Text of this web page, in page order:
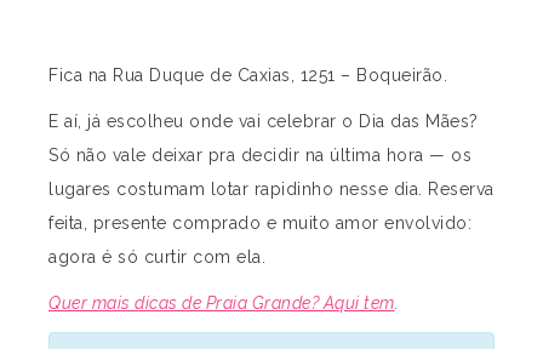
Fica na Rua Duque de Caxias, 1251 – Boqueirão.
E aí, já escolheu onde vai celebrar o Dia das Mães?
Só não vale deixar pra decidir na última hora — os
lugares costumam lotar rapidinho nesse dia. Reserva
feita, presente comprado e muito amor envolvido:
agora é só curtir com ela.
Quer mais dicas de Praia Grande? Aqui tem